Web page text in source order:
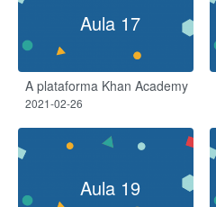
Aula 17
A plataforma Khan Academy
2021-02-26
Aula 19